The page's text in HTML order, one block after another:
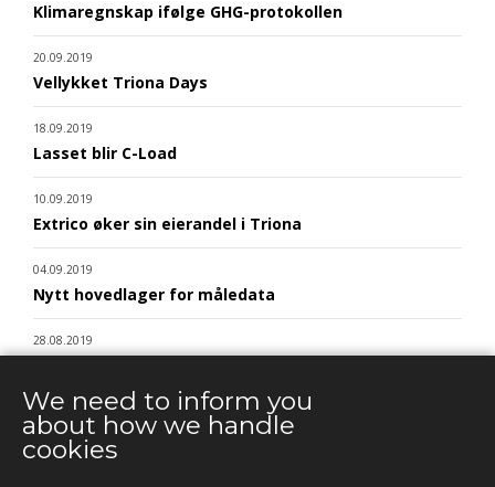
Klimaregnskap ifølge GHG-protokollen
20.09.2019
Vellykket Triona Days
18.09.2019
Lasset blir C-Load
10.09.2019
Extrico øker sin eierandel i Triona
04.09.2019
Nytt hovedlager for måledata
28.08.2019
20.08.2019
Tre skogselskap velger VFS
We need to inform you
about how we handle
cookies